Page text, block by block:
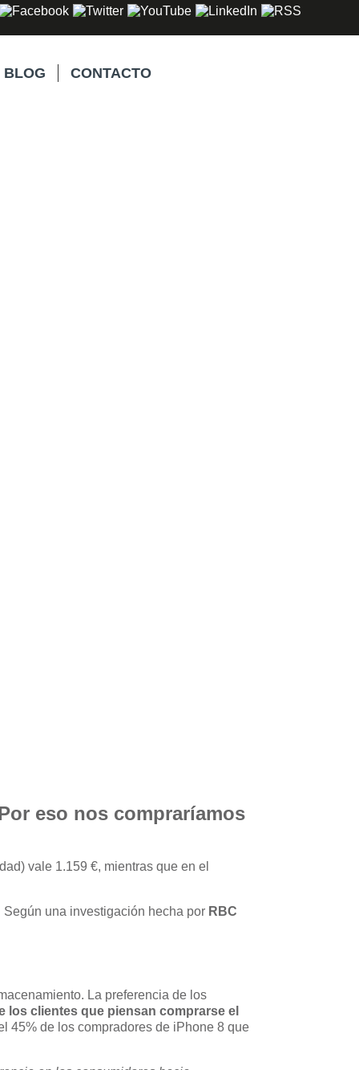
BLOG CONTACTO
eso nos compraríamos
vale 1.159 €, mientras que en el
una investigación hecha por RBC
La preferencia de los
los clientes que piensan comprarse el
45% de los compradores de iPhone 8 que